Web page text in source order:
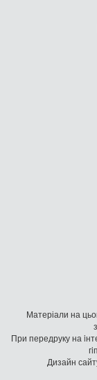
Матеріали на
При передруку на
Дизайн